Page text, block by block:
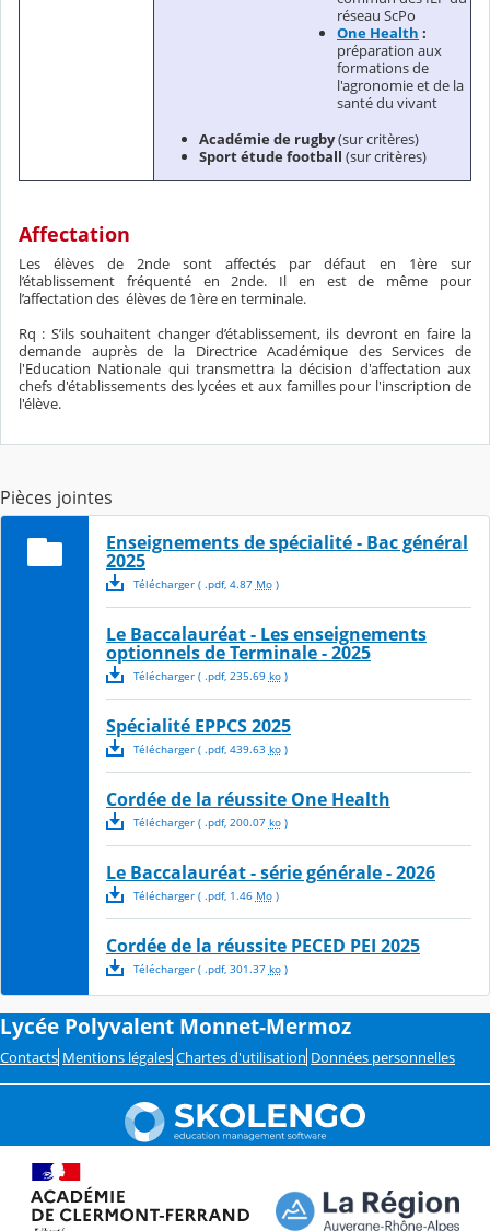
réseau ScPo
One Health :
préparation aux
formations de
l'agronomie et de la
santé du vivant
Académie de rugby(sur critères)
Sport étude football (sur critères)
Affectation
Les élèves de 2nde sont affectés par défaut en 1ère sur
l’établissement fréquenté en 2nde. Il en est de même pour
l’affectation des élèves de 1ère en terminale.
Rq : S’ils souhaitent changer d’établissement, ils devront en faire la
demande auprès de la Directrice Académique des Services de
l'Education Nationale qui transmettra la décision d'affectation aux
chefs d'établissements des lycées et aux familles pour l'inscription de
l'élève.
Pièces jointes
Enseignements de spécialité - Bac général
2025
Télécharger( .pdf, 4.87 Mo)
Le Baccalauréat - Les enseignements
optionnels de Terminale - 2025
Télécharger( .pdf, 235.69 ko)
Spécialité EPPCS 2025
Télécharger( .pdf, 439.63 ko)
Cordée de la réussite One Health
Télécharger( .pdf, 200.07 ko)
Le Baccalauréat - série générale - 2026
Télécharger( .pdf, 1.46 Mo)
Cordée de la réussite PECED PEI 2025
Télécharger( .pdf, 301.37 ko)
Lycée Polyvalent Monnet-Mermoz
Contacts Mentions légales Chartes d'utilisation Données personnelles